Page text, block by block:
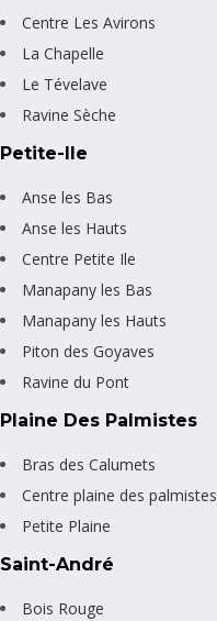
Centre Les Avirons
La Chapelle
Le Tévelave
Ravine Sèche
Petite-Ile
Anse les Bas
Anse les Hauts
Centre Petite Ile
Manapany les Bas
Manapany les Hauts
Piton des Goyaves
Ravine du Pont
Plaine Des Palmistes
Bras des Calumets
Centre plaine des palmistes
Petite Plaine
Saint-André
Bois Rouge